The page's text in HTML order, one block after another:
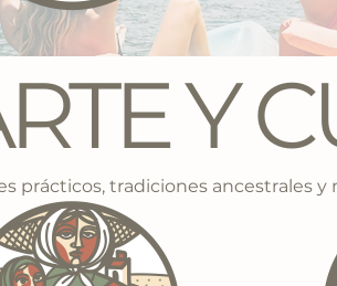
Y
prácticos, tradiciones ancestrales